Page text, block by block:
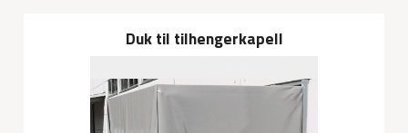
Duk til tilhengerkapell